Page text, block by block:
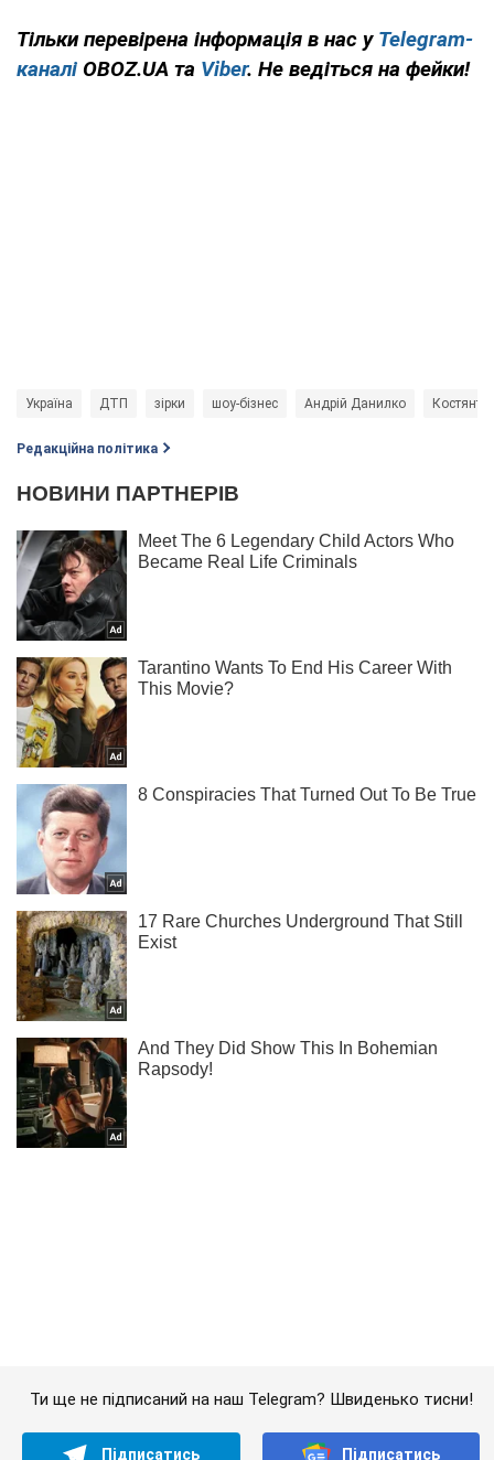
Тільки перевірена інформація в нас у Telegram-
каналі OBOZ.UA та Viber. Не ведіться на фейки!
Україна ДТП зірки шоу-бізнес Андрій Данилко
Редакційна політика